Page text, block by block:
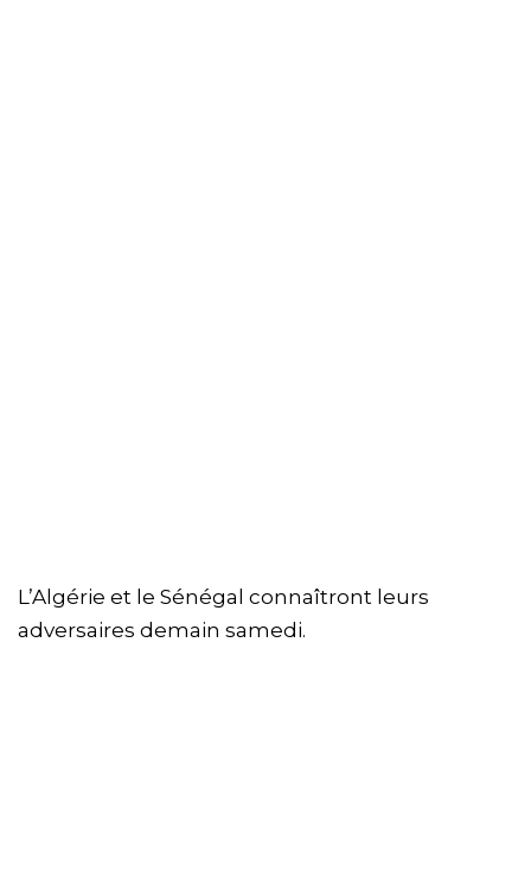
L’Algérie et le Sénégal connaîtront leurs
adversaires demain samedi.